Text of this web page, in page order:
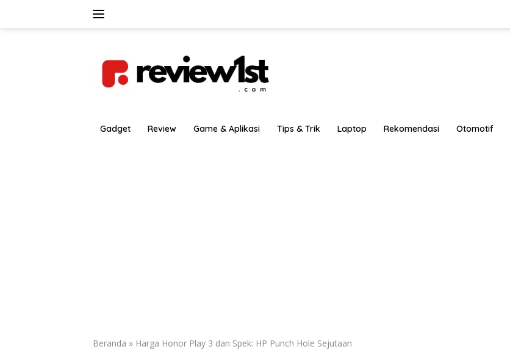
Gadget Review Game & Aplikasi Tips & Trik Laptop Rekomendasi Otomotif
Beranda » Harga Honor Play 3 dan Spek: HP Punch Hole Sejutaan